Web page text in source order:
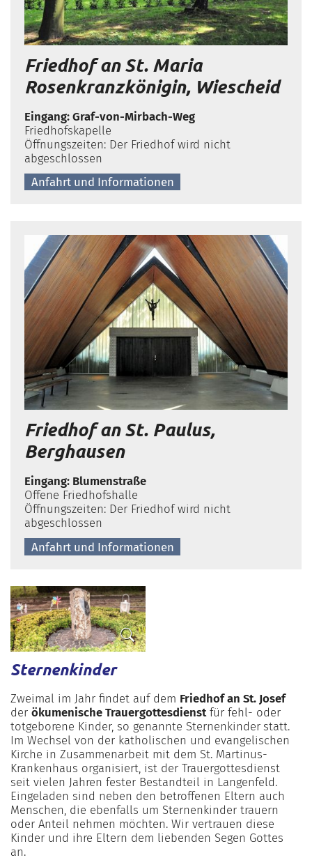
Friedhof an St. Maria
Rosenkranzkönigin, Wiescheid
Eingang: Graf-von-Mirbach-Weg
Friedhofskapelle
Öffnungszeiten: Der Friedhof wird nicht
abgeschlossen
Anfahrt und Informationen
Friedhof an St. Paulus,
Berghausen
Eingang: Blumenstraße
Offene Friedhofshalle
Öffnungszeiten: Der Friedhof wird nicht
abgeschlossen
Anfahrt und Informationen
Sternenkinder
Zweimal im Jahr findet auf dem Friedhof an St. Josef
der ökumenische Trauergottesdienstfür fehl- oder
totgeborene Kinder, so genannte Sternenkinder statt.
Im Wechsel von der katholischen und evangelischen
Kirche in Zusammenarbeit mit dem St. Martinus-
Krankenhaus organisiert, ist der Trauergottesdienst
seit vielen Jahren fester Bestandteil in Langenfeld.
Eingeladen sind neben den betroffenen Eltern auch
Menschen, die ebenfalls um Sternenkinder trauern
oder Anteil nehmen möchten. Wir vertrauen diese
Kinder und ihre Eltern dem liebenden Segen Gottes
an.